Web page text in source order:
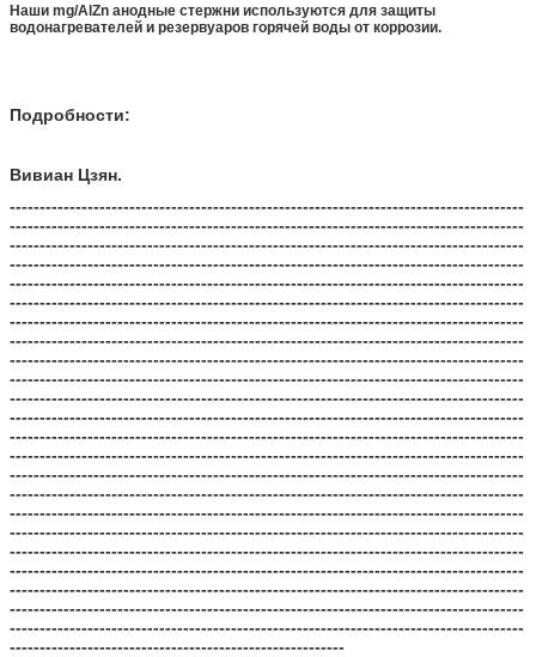
Наши mg/AlZn анодные стержни используются для защиты
водонагревателей и резервуаров горячей воды от коррозии.
Подробности:
Вивиан Цзян.
--------------------------------------------------------------------------------------
--------------------------------------------------------------------------------------
--------------------------------------------------------------------------------------
--------------------------------------------------------------------------------------
--------------------------------------------------------------------------------------
--------------------------------------------------------------------------------------
--------------------------------------------------------------------------------------
--------------------------------------------------------------------------------------
--------------------------------------------------------------------------------------
--------------------------------------------------------------------------------------
--------------------------------------------------------------------------------------
--------------------------------------------------------------------------------------
--------------------------------------------------------------------------------------
--------------------------------------------------------------------------------------
--------------------------------------------------------------------------------------
--------------------------------------------------------------------------------------
--------------------------------------------------------------------------------------
--------------------------------------------------------------------------------------
--------------------------------------------------------------------------------------
--------------------------------------------------------------------------------------
--------------------------------------------------------------------------------------
--------------------------------------------------------------------------------------
--------------------------------------------------------------------------------------
--------------------------------------------------------